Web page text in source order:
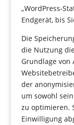
„WordPress-
Endgerät, bis
Die
die Nutzung
Grundlage von
der
um sowohl
zu optimieren.
Einwilligung